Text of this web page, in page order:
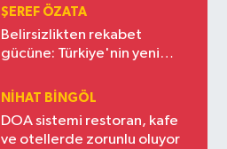
ŞEREF ÖZATA
Belirsizlikten rekabet
gücüne: Türkiye'nin yeni
NIHAT BINGÖL
DOA sistemi restoran, kafe
ve otellerde zorunlu oluyor